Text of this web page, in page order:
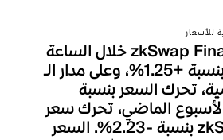
للأسعار
شهد سعر zkSwap Finance خلال الساعة
الماضية تغييراً بنسبة +1.25%، وعلى مدار الـ
تحرك السعر بنسبة
الأسبوع الماضي، تحرك سعر
zkSwap Finance بنسبة -2.23%. السعر